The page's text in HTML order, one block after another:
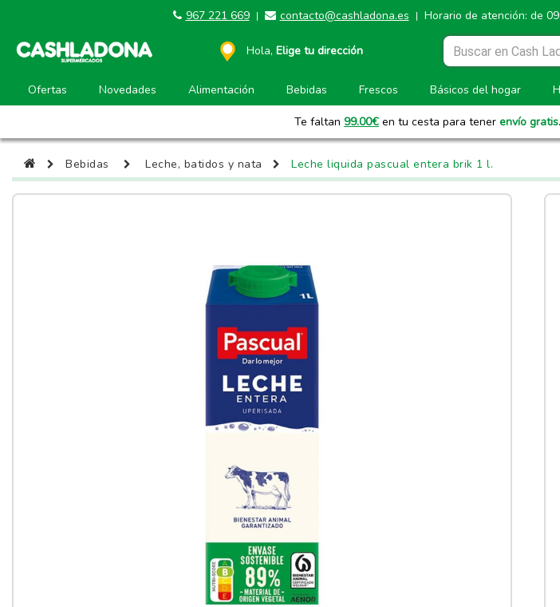
967 221 669 | contacto@cashladona.es | Horario de atención: de
Hola, Elige tu dirección
Ofertas Novedades Alimentación Bebidas Frescos Básicos del hogar
Te faltan 99.00€ en tu cesta para tener envío gratis
Bebidas Leche, batidos y nata Leche liquida pascual entera brik 1 l.